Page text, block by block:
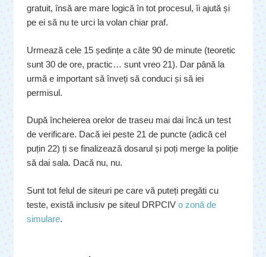
gratuit, însă are mare logică în tot procesul, îi ajută și
pe ei să nu te urci la volan chiar praf.
Urmează cele 15 ședințe a câte 90 de minute (teoretic
sunt 30 de ore, practic… sunt vreo 21). Dar până la
urmă e important să înveți să conduci și să iei
permisul.
După încheierea orelor de traseu mai dai încă un test
de verificare. Dacă iei peste 21 de puncte (adică cel
puțin 22) ți se finalizează dosarul și poți merge la poliție
să dai sala. Dacă nu, nu.
Sunt tot felul de siteuri pe care vă puteți pregăti cu
teste, există inclusiv pe siteul DRPCIV o zonă de
simulare.